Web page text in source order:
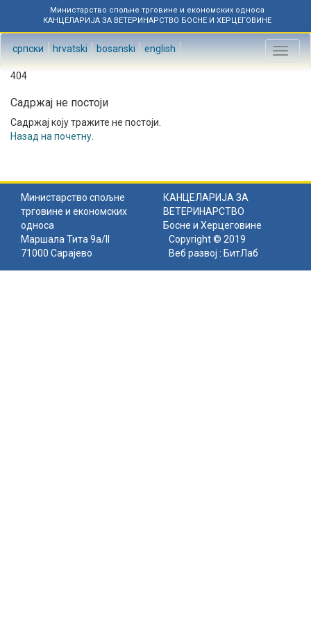
Министарство спољне трговине и економских односа
КАНЦЕЛАРИЈА ЗА ВЕТЕРИНАРСТВО БОСНЕ И ХЕРЦЕГОВИНЕ
српски hrvatski bosanski english
Toggle
404
Садржај не постоји
Садржај коју тражите не постоји.
Назад на почетну
Министарство спољне
трговине и економских
односа
КАНЦЕЛАРИЈА ЗА
ВЕТЕРИНАРСТВО
Босне и Херцеговине
Маршала Тита 9а/II
71000 Сарајево
Copyright © 2019
Веб развој : БитЛаб